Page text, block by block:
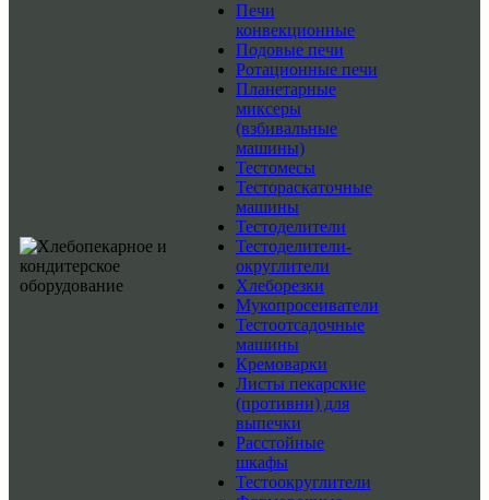
Печи
конвекционные
Подовые печи
Ротационные печи
Планетарные
миксеры
(взбивальные
машины)
Тестомесы
Тестораскаточные
машины
Тестоделители
Тестоделители-
округлители
Хлеборезки
Мукопросеиватели
Тестоотсадочные
машины
Кремоварки
Листы пекарские
(противни) для
выпечки
Расстойные
шкафы
Тестоокруглители